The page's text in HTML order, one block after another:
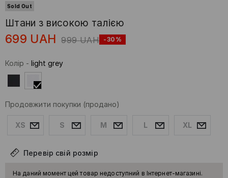
Sold Out
Штани з високою талією
699 UAH 999 UAH -30%
Колір - light grey
Продовжити покупки (продано)
XS S M L XL
Перевір свій розмір
На даний момент цей товар недоступний в Інтернет-магазині.